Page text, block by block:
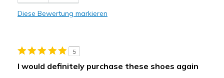
Geeignete Verwendung
Casual Wear
Feels true to size
Diese Bewertung markieren
5
I would definitely purchase these shoes again